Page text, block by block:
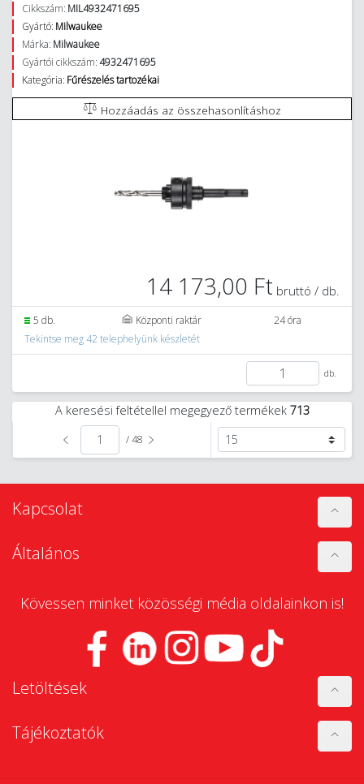
Cikkszám: MIL4932471695
Gyártó: Milwaukee
Márka: Milwaukee
Gyártói cikkszám:4932471695
Kategória: Fűrészelés tartozékai
Hozzáadás az összehasonlításhoz
14 173,00 Ft bruttó / db.
5 db. Központi raktár
24 óra
Tekintse meg 42 telephelyünk készletét
db.
A keresési feltétellel megegyező termékek 713
/ 48
Kapcsolat
Általános
Kövessen minket közösségi média oldalainkon is!
Letöltések
Tájékoztatók